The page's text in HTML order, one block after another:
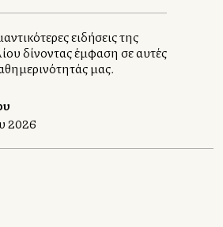
ειδήσεις της
δίνοντας έμφαση σε αυτές
μας.
2026